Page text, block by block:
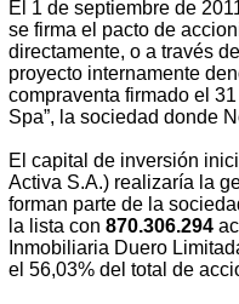
El 1 de septiembre de
se firma el pacto de
directamente, o a través
proyecto internamente
compraventa firmado el
Spa”, la sociedad donde
El capital de inversión
Activa S.A.) realizaría la
forman parte de la
la lista con 870.306.294
Inmobiliaria Duero
el 56,03% del total de